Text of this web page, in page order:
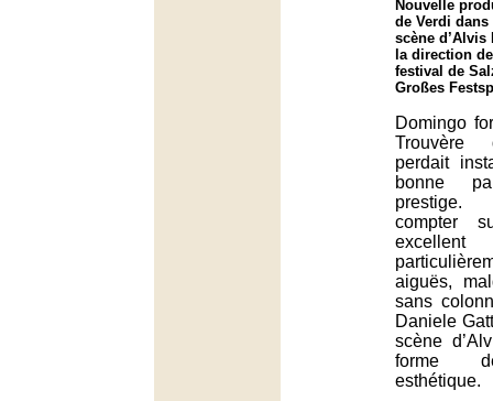
Nouvelle
de Verdi
scène d’Alvis
la direction
festival de
Großes
Domingo
Trouvère
perdait
bonne
prestige.
compter
aiguës,
sans
Daniele
scène
forme
esthétique.